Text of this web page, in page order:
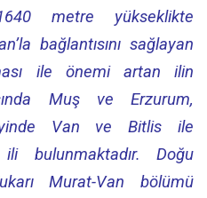
metre yükseklikte
bağlantısını sağlayan
ile önemi artan ilin
Muş ve Erzurum,
Van ve Bitlis ile
bulunmaktadır. Doğu
Murat-Van bölümü